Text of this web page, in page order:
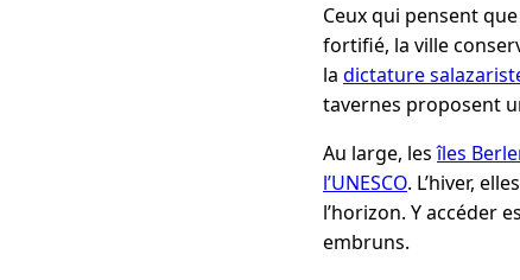
Ceux qui pensent
fortifié, la ville
la dictature
tavernes proposent
Au large, lesîles
l’UNESCO. L’hiver,
l’horizon. Y accéder
embruns.